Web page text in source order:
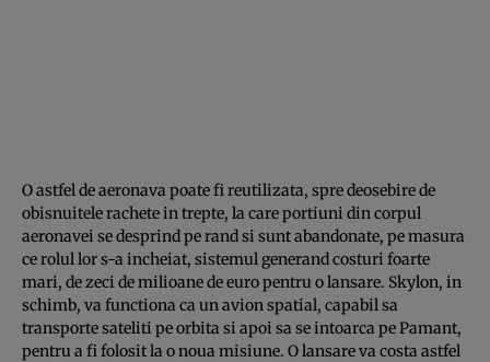
O astfel de aeronava poate fi reutilizata, spre deosebire de
obisnuitele rachete in trepte, la care portiuni din corpul
aeronavei se desprind pe rand si sunt abandonate, pe masura
ce rolul lor s-a incheiat, sistemul generand costuri foarte
mari, de zeci de milioane de euro pentru o lansare. Skylon, in
schimb, va functiona ca un avion spatial, capabil sa
transporte sateliti pe orbita si apoi sa se intoarca pe Pamant,
pentru a fi folosit la o noua misiune. O lansare va costa astfel